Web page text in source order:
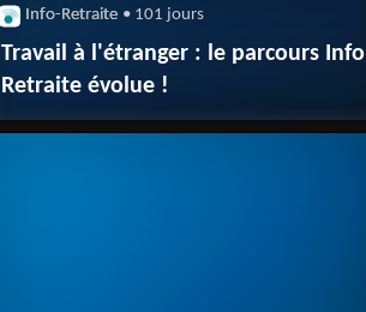
Info-Retraite • 101 jours
Travail à l'étranger : le parcours Info
Retraite évolue !